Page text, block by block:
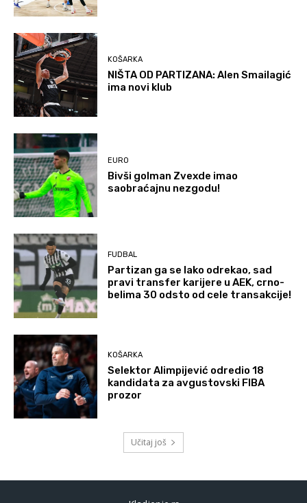
KOŠARKA
NIŠTA OD PARTIZANA: Alen Smailagić
ima novi klub
EURO
Bivši golman Zvexde imao
saobraćajnu nezgodu!
FUDBAL
Partizan ga se lako odrekao, sad
pravi transfer karijere u AEK, crno-
belima 30 odsto od cele transakcije!
KOŠARKA
Selektor Alimpijević odredio 18
kandidata za avgustovski FIBA
prozor
Učitaj još